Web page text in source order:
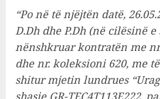
“Po në të njëjtën datë,
D.Dh dhe P.Dh (në cilësinë
nënshkruar kontratën me
dhe nr. koleksioni 620, me
shitur mjetin lundrues